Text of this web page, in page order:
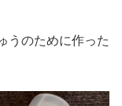
うのために作った